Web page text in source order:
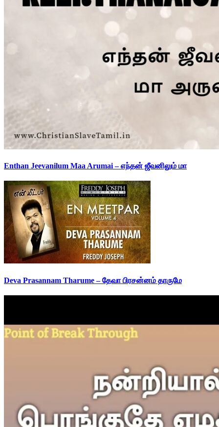
Enthan Jeevanilum Maa Arumai – எந்தன் ஜீவனிலும் மா
Deva Prasannam Tharume – தேவா பிரசன்னம் தாருமே